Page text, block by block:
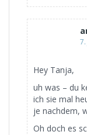
Hey Tanja,
uh was – du
ich sie mal
je nachdem,
Oh doch es